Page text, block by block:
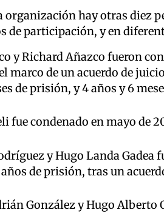
organización hay otras diez
de participación, y en
y Richard Añazco fueron
marco de un acuerdo de
de prisión, y 4 años y 6
fue condenado en mayo de
y Hugo Landa Gadea
de prisión, tras un
González y Hugo Alberto